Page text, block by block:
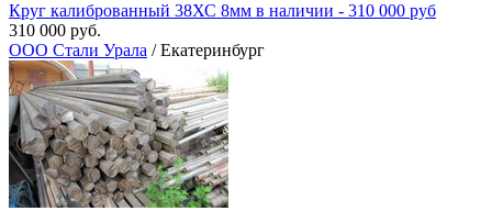
Круг калиброванный 38ХС 8мм в наличии - 310 000 руб
310 000 руб.
ООО Стали Урала / Екатеринбург